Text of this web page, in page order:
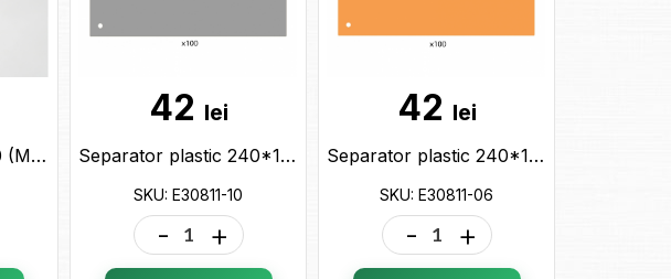
Separator hirtie 1-10 (ML 36-11) KT10
42 lei
Separator plastic 240*105 gri 100buc E30811-10
SKU: E30811-10
- +
42 lei
Separator plastic 240*105 oranj 100buc E30811-06
SKU: E30811-06
- +